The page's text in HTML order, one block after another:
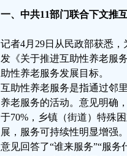
一、中共11部门联合下文推
记者4月29日从民政部获悉
发《关于推进互助性养老服
助性养老服务发展目标。
互助性养老服务是指通过邻
养老服务的活动。意见明确
于70%，乡镇（街道）特殊
展，服务可持续性明显增强
意见回答了“谁来服务”“服